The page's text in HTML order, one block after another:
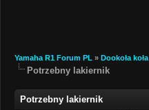
Yamaha R1 Forum PL » Dookoła koła
Potrzebny lakiernik
Potrzebny lakiernik